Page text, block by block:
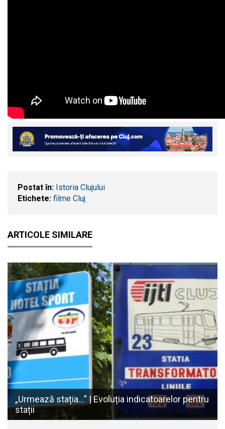
Postat în: Istoria Clujului
Etichete: filme Cluj
ARTICOLE SIMILARE
„Urmează stația…” | Evoluția indicatoarelor pentru
stații